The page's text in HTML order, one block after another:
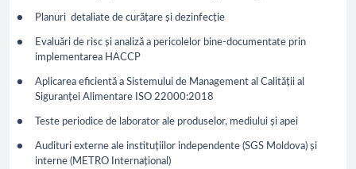
Planuri detaliate de curățare și dezinfecție
Evaluări de risc și analiză a pericolelor bine-documentate prin
implementarea HACCP
Aplicarea eficientă a Sistemului de Management al Calității al
Siguranței Alimentare ISO 22000:2018
Teste periodice de laborator ale produselor, mediului și apei
Audituri externe ale instituțiilor independente (SGS Moldova) și
interne (METRO Internațional)